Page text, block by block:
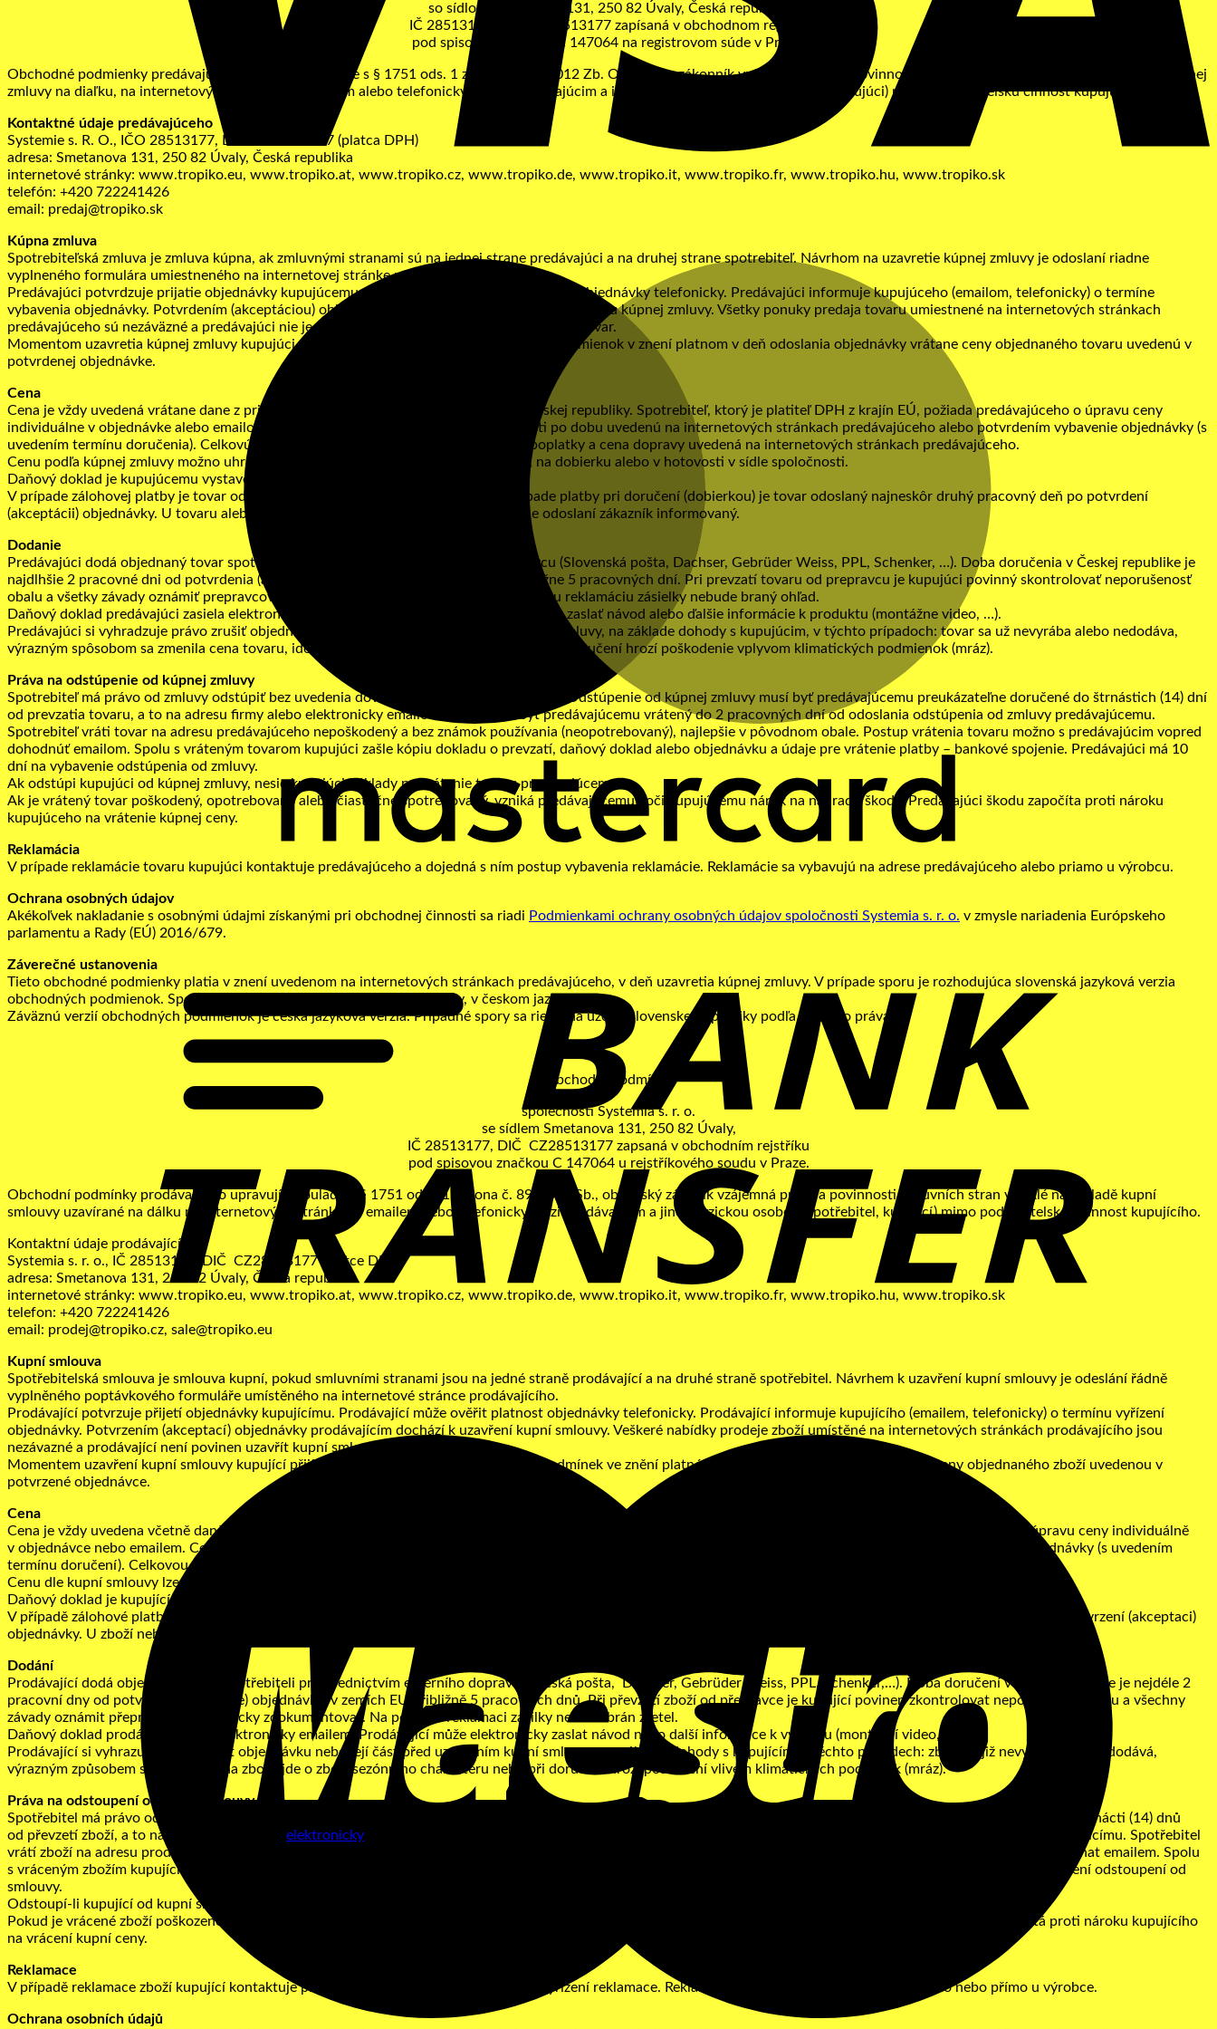
so sídlom Smetanova 131, 250 82 Úvaly, Česká republika
IČ 28513177, DIČ CZ28513177 zapísaná v obchodnom registri
pod spisovou značkou C 147064 na registrovom súde v Prahe.
Obchodné podmienky predávajúceho upravujú v súlade s § 1751 ods. 1 zákona č. 89/2012 Zb. Občiansky zákonník vzájomné práva a povinnosti zmluvných strán vzniknuté na základe kúpnej
zmluvy na diaľku, na internetových stránkach, emailom alebo telefonicky medzi predávajúcim a inou fyzickou osobou (spotrebiteľ, kupujúci) mimo podnikateľskú činnosť kupujúceho.
Kontaktné údaje predávajúceho
Systemie s. R. O., IČO 28513177, DIČ CZ28513177 (platca DPH)
adresa: Smetanova 131, 250 82 Úvaly, Česká republika
internetové stránky: www.tropiko.eu, www.tropiko.at, www.tropiko.cz, www.tropiko.de, www.tropiko.it, www.tropiko.fr, www.tropiko.hu, www.tropiko.sk
telefón: +420 722241426
email: predaj@tropiko.sk
Kúpna zmluva
Spotrebiteľská zmluva je zmluva kúpna, ak zmluvnými stranami sú na jednej strane predávajúci a na druhej strane spotrebiteľ. Návrhom na uzavretie kúpnej zmluvy je odoslaní riadne
vyplneného formulára umiestneného na internetovej stránke predávajúceho.
Predávajúci potvrdzuje prijatie objednávky kupujúcemu. Predávajúci môže overiť platnosť objednávky telefonicky. Predávajúci informuje kupujúceho (emailom, telefonicky) o termíne
vybavenia objednávky. Potvrdením (akceptáciou) objednávky predávajúcim dochádza k uzavretiu kúpnej zmluvy. Všetky ponuky predaja tovaru umiestnené na internetových stránkach
predávajúceho sú nezáväzné a predávajúci nie je povinný uzatvoriť kúpnu zmluvu na tento tovar.
Momentom uzavretia kúpnej zmluvy kupujúci prijíma všetky ustanovenia obchodných podmienok v znení platnom v deň odoslania objednávky vrátane ceny objednaného tovaru uvedenú v
potvrdenej objednávke.
Cena
Cena je vždy uvedená vrátane dane z pridanej hodnoty (DPH) platné na území Slovenskej republiky. Spotrebiteľ, ktorý je platiteľ DPH z krajín EÚ, požiada predávajúceho o úpravu ceny
individuálne v objednávke alebo emailom. Cena uvedená v ponuke zostáva v platnosti po dobu uvedenú na internetových stránkach predávajúceho alebo potvrdením vybavenie objednávky (s
uvedením termínu doručenia). Celkovú cenu tvorí cena výrobkov, služieb, bankové poplatky a cena dopravy uvedená na internetových stránkach predávajúceho.
Cenu podľa kúpnej zmluvy možno uhradiť: bankovým prevodom, systémom PayPal, na dobierku alebo v hotovosti v sídle spoločnosti.
Daňový doklad je kupujúcemu vystavený po uhradení kúpnej ceny.
V prípade zálohovej platby je tovar odoslaný po prijatí platby od kupujúceho. V prípade platby pri doručení (dobierkou) je tovar odoslaný najneskôr druhý pracovný deň po potvrdení
(akceptácii) objednávky. U tovaru alebo služieb zhotovených na zákazku je o termíne odoslaní zákazník informovaný.
Dodanie
Predávajúci dodá objednaný tovar spotrebiteľovi prostredníctvom externého dopravcu (Slovenská pošta, Dachser, Gebrüder Weiss, PPL, Schenker, …). Doba doručenia v Českej republike je
najdlhšie 2 pracovné dni od potvrdenia (akceptácie) objednávky, v krajinách EÚ približne 5 pracovných dní. Pri prevzatí tovaru od prepravcu je kupujúci povinný skontrolovať neporušenosť
obalu a všetky závady oznámiť prepravcovi a fotograficky zdokumentovať. Na neskoršiu reklamáciu zásielky nebude braný ohľad.
Daňový doklad predávajúci zasiela elektronicky emailom. Predávajúci môže elektronicky zaslať návod alebo ďalšie informácie k produktu (montážne video, …).
Predávajúci si vyhradzuje právo zrušiť objednávku alebo jej časť pred uzavretím kúpnej zmluvy, na základe dohody s kupujúcim, v týchto prípadoch: tovar sa už nevyrába alebo nedodáva,
výrazným spôsobom sa zmenila cena tovaru, ide o tovar sezónneho charakteru alebo pri doručení hrozí poškodenie vplyvom klimatických podmienok (mráz).
Práva na odstúpenie od kúpnej zmluvy
Spotrebiteľ má právo od zmluvy odstúpiť bez uvedenia dôvodu a bez akejkoľvek sankcie. Odstúpenie od kúpnej zmluvy musí byť predávajúcemu preukázateľne doručené do štrnástich (14) dní
od prevzatia tovaru, a to na adresu firmy alebo elektronicky emailom. Tovar musí byť predávajúcemu vrátený do 2 pracovných dní od odoslania odstúpenia od zmluvy predávajúcemu.
Spotrebiteľ vráti tovar na adresu predávajúceho nepoškodený a bez známok používania (neopotrebovaný), najlepšie v pôvodnom obale. Postup vrátenia tovaru možno s predávajúcim vopred
dohodnúť emailom. Spolu s vráteným tovarom kupujúci zašle kópiu dokladu o prevzatí, daňový doklad alebo objednávku a údaje pre vrátenie platby – bankové spojenie. Predávajúci má 10
dní na vybavenie odstúpenia od zmluvy.
Ak odstúpi kupujúci od kúpnej zmluvy, nesie kupujúci náklady na vrátenie tovaru predávajúcemu.
Ak je vrátený tovar poškodený, opotrebovaný alebo čiastočne spotrebovaný, vzniká predávajúcemu voči kupujúcemu nárok na náhradu škody. Predávajúci škodu započíta proti nároku
kupujúceho na vrátenie kúpnej ceny.
Reklamácia
V prípade reklamácie tovaru kupujúci kontaktuje predávajúceho a dojedná s ním postup vybavenia reklamácie. Reklamácie sa vybavujú na adrese predávajúceho alebo priamo u výrobcu.
Ochrana osobných údajov
Akékoľvek nakladanie s osobnými údajmi získanými pri obchodnej činnosti sa riadi Podmienkami ochrany osobných údajov spoločnosti Systemia s. r. o. v zmysle nariadenia Európskeho
parlamentu a Rady (EÚ) 2016/679.
Záverečné ustanovenia
Tieto obchodné podmienky platia v znení uvedenom na internetových stránkach predávajúceho, v deň uzavretia kúpnej zmluvy. V prípade sporu je rozhodujúca slovenská jazyková verzia
obchodných podmienok. Spory sú riešené na území Slovenskej republiky, v českom jazyku.
Záväznú verzií obchodných podmienok je česká jazyková verzia. Prípadné spory sa riešia na území Slovenskej republiky podľa českého práva.
Obchodní podmínky
společnosti Systemia s. r. o.
se sídlem Smetanova 131, 250 82 Úvaly,
IČ 28513177, DIČ CZ28513177 zapsaná v obchodním rejstříku
pod spisovou značkou C 147064 u rejstříkového soudu v Praze.
Obchodní podmínky prodávajícího upravují v souladu s § 1751 odst. 1 zákona č. 89/2012 Sb., občanský zákoník vzájemná práva a povinnosti smluvních stran vzniklé na základě kupní
smlouvy uzavírané na dálku na internetových stránkách, emailem nebo telefonicky mezi prodávajícím a jinou fyzickou osobou (spotřebitel, kupující) mimo podnikatelskou činnost kupujícího.
Kontaktní údaje prodávajícího
Systemia s. r. o., IČ 28513177, DIČ CZ28513177 (plátce DPH)
adresa: Smetanova 131, 250 82 Úvaly, Česká republika
internetové stránky: www.tropiko.eu, www.tropiko.at, www.tropiko.cz, www.tropiko.de, www.tropiko.it, www.tropiko.fr, www.tropiko.hu, www.tropiko.sk
telefon: +420 722241426
email: prodej@tropiko.cz, sale@tropiko.eu
Kupní smlouva
Spotřebitelská smlouva je smlouva kupní, pokud smluvními stranami jsou na jedné straně prodávající a na druhé straně spotřebitel. Návrhem k uzavření kupní smlouvy je odeslání řádně
vyplněného poptávkového formuláře umístěného na internetové stránce prodávajícího.
Prodávající potvrzuje přijetí objednávky kupujícímu. Prodávající může ověřit platnost objednávky telefonicky. Prodávající informuje kupujícího (emailem, telefonicky) o termínu vyřízení
objednávky. Potvrzením (akceptací) objednávky prodávajícím dochází k uzavření kupní smlouvy. Veškeré nabídky prodeje zboží umístěné na internetových stránkách prodávajícího jsou
nezávazné a prodávající není povinen uzavřít kupní smlouvu na toto zboží.
Momentem uzavření kupní smlouvy kupující přijímá veškerá ustanovení obchodních podmínek ve znění platném v den odeslání objednávky včetně ceny objednaného zboží uvedenou v
potvrzené objednávce.
Cena
Cena je vždy uvedena včetně daně z přidané hodnoty (DPH) platné na území České republiky. Spotřebitel, který je plátce DPH ze zemí EU, požádá prodávajícího o úpravu ceny individuálně
v objednávce nebo emailem. Cena uvedená v nabídce zůstává v platnosti po dobu uvedenou na internetových stránkách prodávajícího nebo potvrzením vyřízení objednávky (s uvedením
termínu doručení). Celkovou cenu tvoří cena výrobků, služeb, bankovní poplatky a cena dopravy uvedená na internetových stránkách prodávajícího.
Cenu dle kupní smlouvy lze uhradit: bankovním převodem, systémem PayPal, na dobírku nebo hotově v sídle společnosti.
Daňový doklad je kupujícímu vystaven po uhrazení kupní ceny.
V případě zálohové platby je zboží odesláno po přijetí platby od kupujícího. V případě platby při doručení (dobírkou) je zboží odesláno nejpozději druhý pracovní den po potvrzení (akceptaci)
objednávky. U zboží nebo služeb zhotovených na zakázku je o termínu odeslání zákazník informován.
Dodání
Prodávající dodá objednané zboží spotřebiteli prostřednictvím externího dopravce (Česká pošta, Dachser, Gebrüder Weiss, PPL, Schenker,…). Doba doručení v České republice je nejdéle 2
pracovní dny od potvrzení (akceptace) objednávky, v zemích EU přibližně 5 pracovních dnů. Při převzetí zboží od přepravce je kupující povinen zkontrolovat neporušenost obalu a všechny
závady oznámit přepravci a fotograficky zdokumentovat. Na pozdější reklamaci zásilky nebude brán zřetel.
Daňový doklad prodávající zasílá elektronicky emailem. Prodávající může elektronicky zaslat návod nebo další informace k výrobku (montážní video,…).
Prodávající si vyhrazuje právo zrušit objednávku nebo její část před uzavřením kupní smlouvy, na základě dohody s kupujícím, v těchto případech: zboží se již nevyrábí nebo nedodává,
výrazným způsobem se změnila cena zboží, jde o zboží sezónního charakteru nebo při doručení hrozí poškození vlivem klimatických podmínek (mráz).
Práva na odstoupení od kupní smlouvy
Spotřebitel má právo od smlouvy odstoupit bez uvedení důvodu a bez jakékoliv sankce. Odstoupení od kupní smlouvy musí být prodávajícímu prokazatelně doručeno do čtrnácti (14) dnů
od převzetí zboží, a to na adresu firmy nebo elektronicky emailem. Zboží musí být prodávajícímu vráceno do 2 pracovních dnů od odeslání odstoupení od smlouvy prodávajícímu. Spotřebitel
vrátí zboží na adresu prodávajícího nepoškozené a bez známek používání (neopotřebené), nejlépe v původním obalu. Postup vrácení zboží lze s prodávajícím předem dojednat emailem. Spolu
s vráceným zbožím kupující zašle kopii dokladu o převzetí, daňový doklad nebo objednávku a údaje pro vrácení platby – bankovní spojení. Prodávající má 10 dnů na vyřízení odstoupení od
smlouvy.
Odstoupí-li kupující od kupní smlouvy, nese kupující náklady spojené s navrácením zboží prodávajícímu.
Pokud je vrácené zboží poškozeno, opotřebeno či částečně spotřebováno, vzniká prodávajícímu vůči kupujícímu nárok na náhradu škody. Prodávající škodu započítá proti nároku kupujícího
na vrácení kupní ceny.
Reklamace
V případě reklamace zboží kupující kontaktuje prodávajícího a dojedná s ním postup vyřízení reklamace. Reklamace se vyřizují na adrese prodávajícího nebo přímo u výrobce.
Ochrana osobních údajů